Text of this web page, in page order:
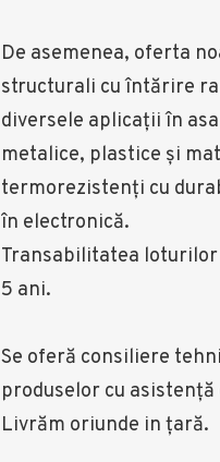
De asemenea, oferta
structurali cu întărire
diversele aplicaţii în
metalice, plastice şi
termorezistenți cu
în electronică.
Transabilitatea loturilor
5 ani.
Se oferă consiliere
produselor cu
Livrăm oriunde in țară.